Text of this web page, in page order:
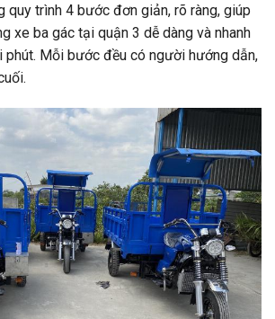
quy trình 4 bước đơn giản, rõ ràng, giúp
xe ba gác tại quận 3 dễ dàng và nhanh
phút. Mỗi bước đều có người hướng dẫn,